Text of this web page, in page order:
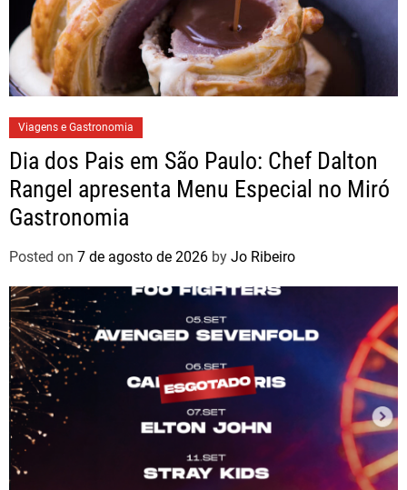
Viagens e Gastronomia
Dia dos Pais em São Paulo: Chef Dalton
Rangel apresenta Menu Especial no Miró
Gastronomia
Posted on 7 de agosto de 2026 by Jo Ribeiro